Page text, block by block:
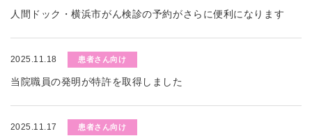
人間ドック・横浜市がん検診の予約がさらに便利になります
2025.11.18 患者さん向け
当院職員の発明が特許を取得しました
2025.11.17 患者さん向け